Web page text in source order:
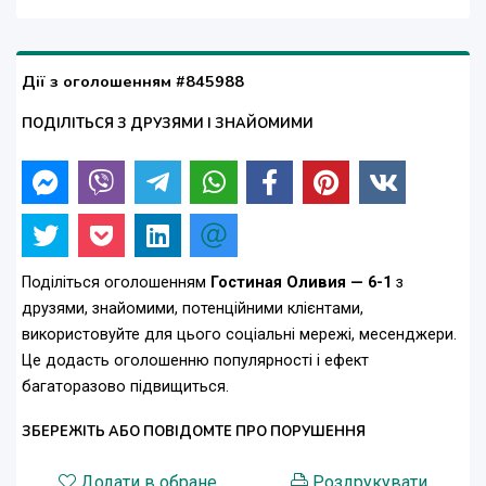
Дії з оголошенням #845988
ПОДІЛІТЬСЯ З ДРУЗЯМИ І ЗНАЙОМИМИ
Поділіться оголошенням Гостиная Оливия — 6-1 з
друзями, знайомими, потенційними клієнтами,
використовуйте для цього соціальні мережі, месенджери.
Це додасть оголошенню популярності і ефект
багаторазово підвищиться.
ЗБЕРЕЖІТЬ АБО ПОВІДОМТЕ ПРО ПОРУШЕННЯ